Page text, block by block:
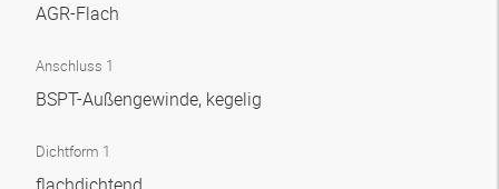
AGR-Flach
Anschluss 1
BSPT-Außengewinde, kegelig
Dichtform 1